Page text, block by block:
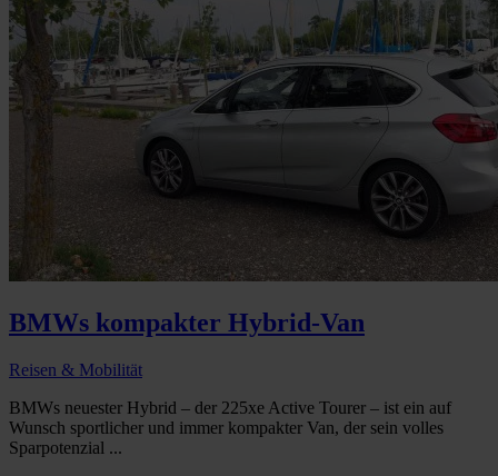
BMWs kompakter Hybrid-Van
Reisen & Mobilität
BMWs neuester Hybrid – der 225xe Active Tourer – ist ein auf
Wunsch sportlicher und immer kompakter Van, der sein volles
Sparpotenzial ...